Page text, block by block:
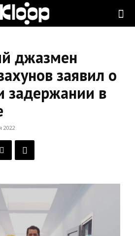
джазмен
заявил о
задержании в
2022